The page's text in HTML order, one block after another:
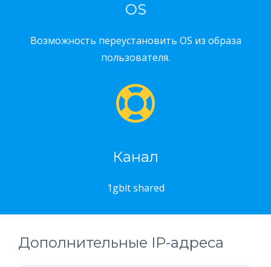
OS
Возможность переустановить OS из образа
пользователя.
Канал
1gbit shared
Дополнительные IP-адреса